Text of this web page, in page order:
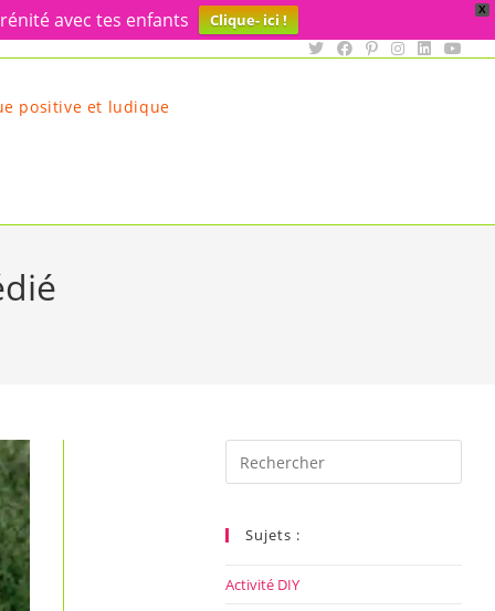
X
avec tes enfants Clique- ici !
positive et ludique
Rechercher
sur
siteSujets :
Activité DIY